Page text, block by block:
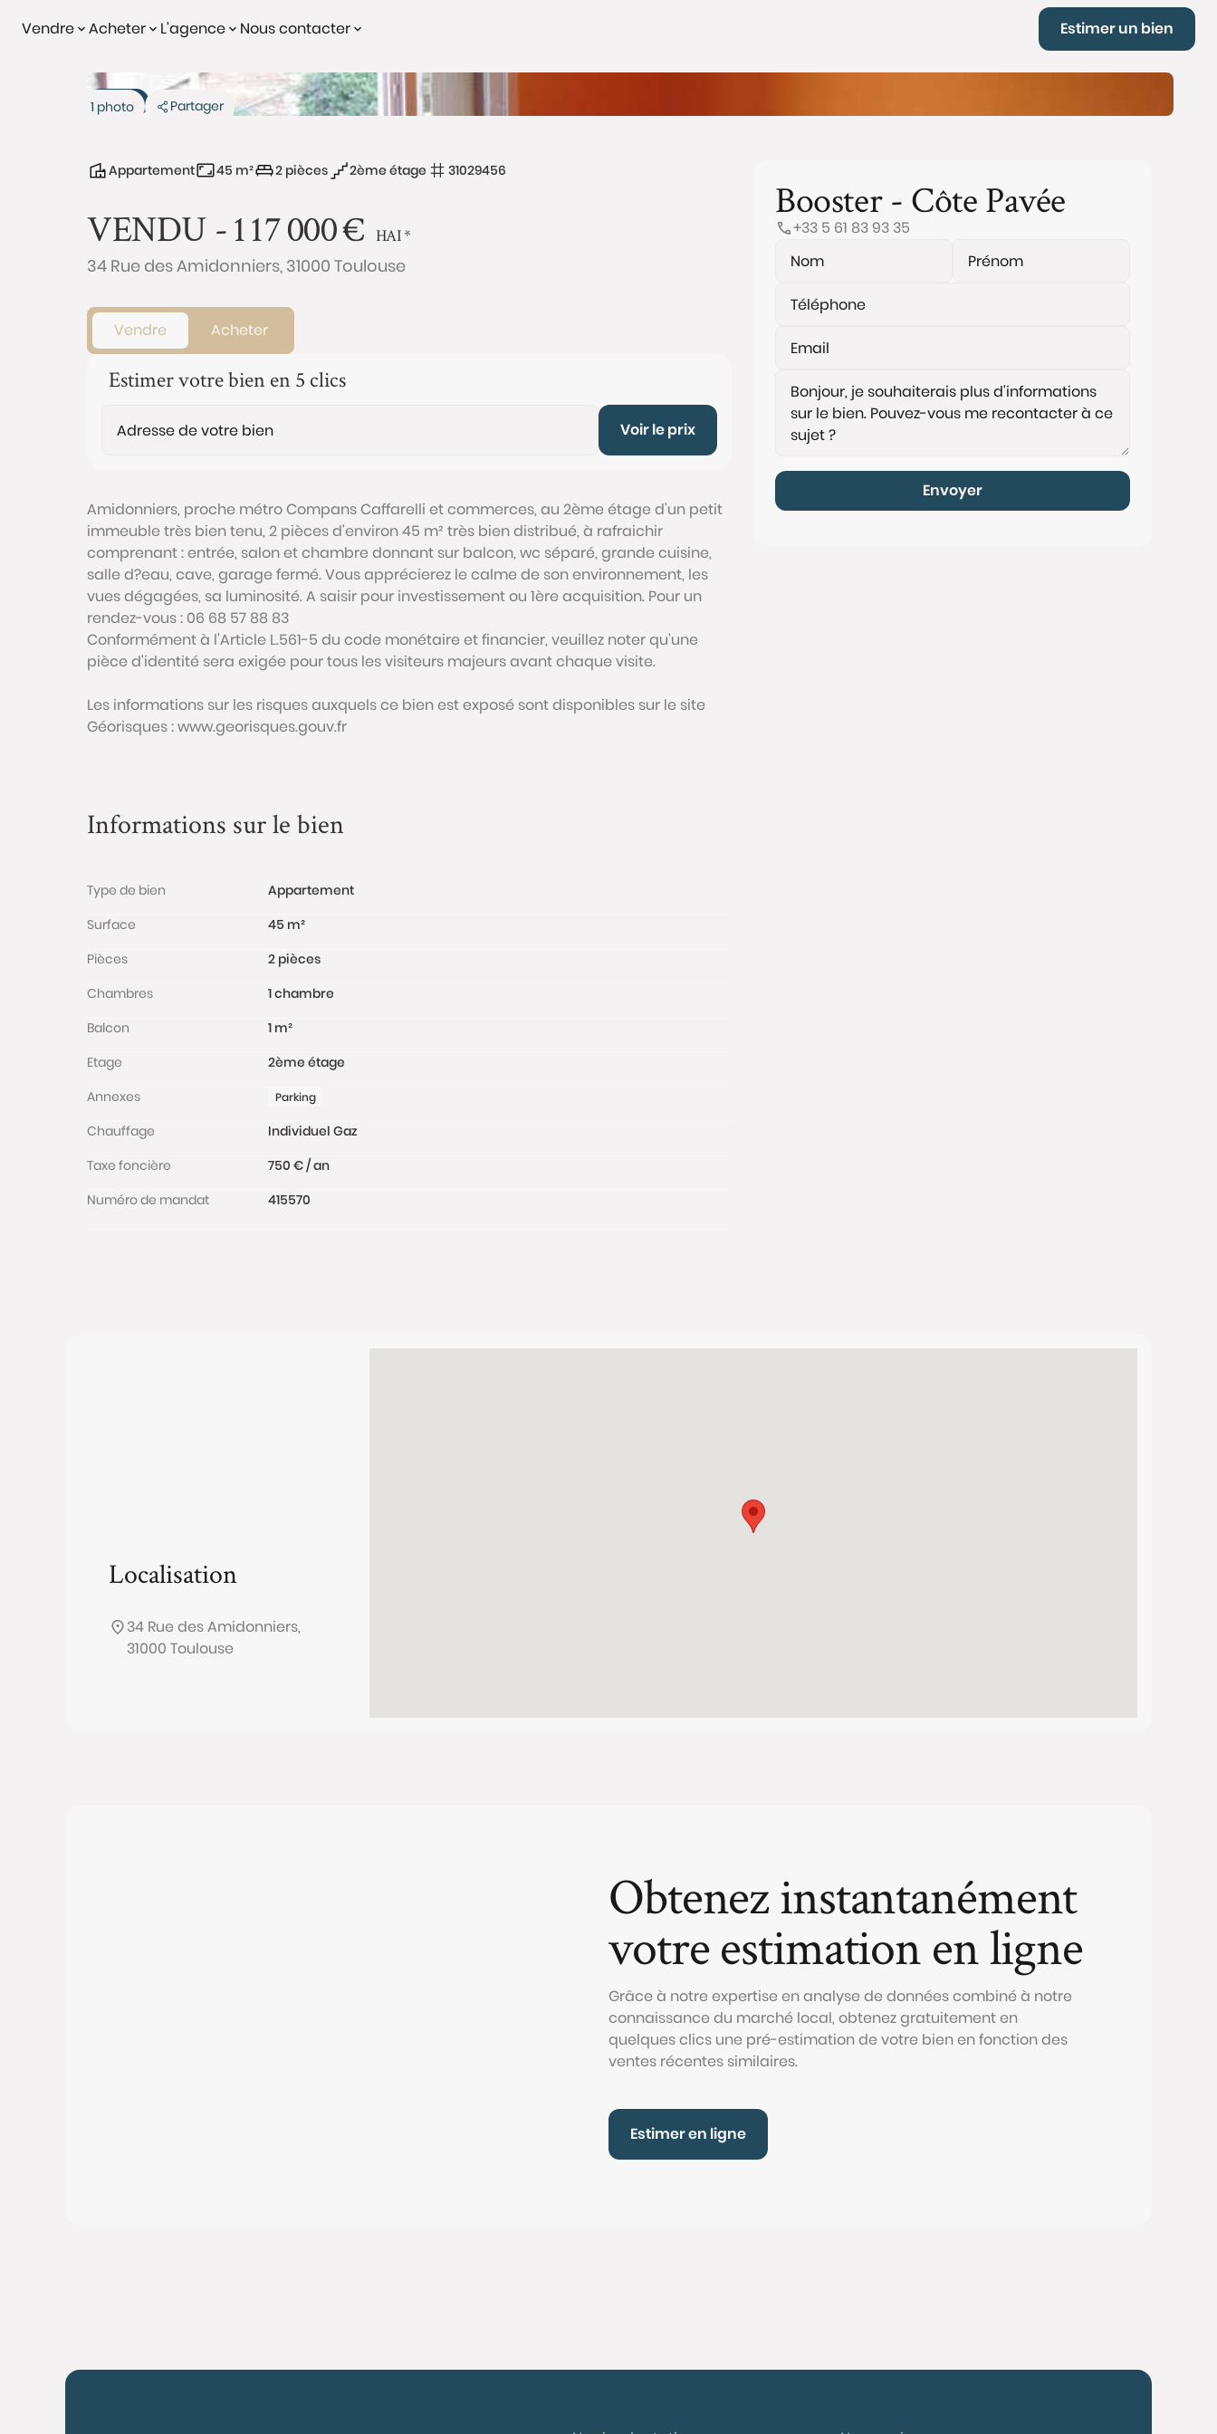
Vendre Acheter L'agence Nous contacter Estimer un bien
Vendu
1 photo Partager
Appartement 45 m² 2 pièces 2ème étage 31029456
VENDU -117 000€ HAI*
34 Rue des Amidonniers, 31000 Toulouse
Vendre Acheter
Estimer votre bien en 5 clics
Voir le prix
Amidonniers, proche métro Compans Caffarelli et commerces, au 2ème étage d'un petit
immeuble très bien tenu, 2 pièces d'environ 45 m² très bien distribué, à rafraichir
comprenant : entrée, salon et chambre donnant sur balcon, wc séparé, grande cuisine,
salle d?eau, cave, garage fermé. Vous apprécierez le calme de son environnement, les
vues dégagées, sa luminosité. A saisir pour investissement ou 1ère acquisition. Pour un
rendez-vous : 06 68 57 88 83
Conformément à l'Article L.561-5 du code monétaire et financier, veuillez noter qu'une
pièce d'identité sera exigée pour tous les visiteurs majeurs avant chaque visite.
Les informations sur les risques auxquels ce bien est exposé sont disponibles sur le site
Géorisques : www.georisques.gouv.fr
Informations sur le bien
Type de bien
Appartement
Surface
45 m²
Pièces
2 pièces
Chambres
1 chambre
Balcon
1 m²
Etage
2ème étage
Annexes
Parking
Chauffage
Individuel Gaz
Taxe foncière
750 € / an
Numéro de mandat
415570
Booster - Côte Pavée
+33 5 61 83 93 35
Envoyer
Localisation
34 Rue des Amidonniers,
31000 Toulouse
Obtenez instantanément
votre estimation en ligne
Grâce à notre expertise en analyse de données combiné à notre
connaissance du marché local, obtenez gratuitement en
quelques clics une pré-estimation de votre bien en fonction des
ventes récentes similaires.
Estimer en ligne